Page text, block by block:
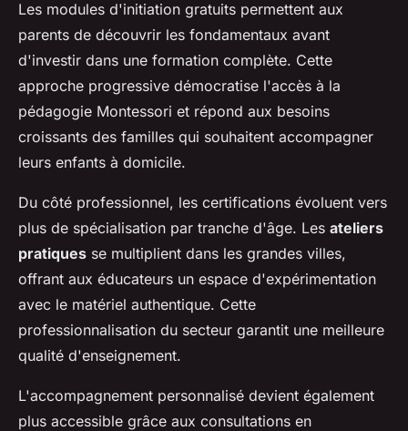
Les modules d'initiation gratuits permettent aux
parents de découvrir les fondamentaux avant
d'investir dans une formation complète. Cette
approche progressive démocratise l'accès à la
pédagogie Montessori et répond aux besoins
croissants des familles qui souhaitent accompagner
leurs enfants à domicile.
Du côté professionnel, les certifications évoluent vers
plus de spécialisation par tranche d'âge. Les ateliers
pratiques se multiplient dans les grandes villes,
offrant aux éducateurs un espace d'expérimentation
avec le matériel authentique. Cette
professionnalisation du secteur garantit une meilleure
qualité d'enseignement.
L'accompagnement personnalisé devient également
plus accessible grâce aux consultations en